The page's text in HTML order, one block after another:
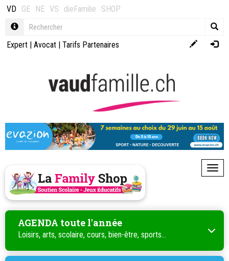
VD GE NE VS dieFamilie SHOP
Expert | Avocat | Tarifs Partenaires
AGENDA toute l'année
Loisirs, arts, scolaire, cours, bien-être, sports...